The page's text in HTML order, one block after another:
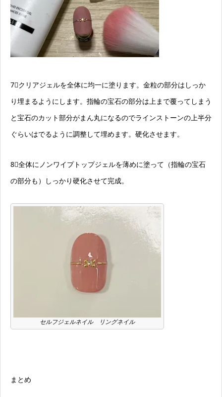
7⃣クリアジェルを全体に均一に塗ります。金粒の部分はしっか
り埋まるようにします。指輪の宝石の部分は上まで覆ってしまう
と宝石のカット部分がまん丸になるのでラインストーンの上半分
ぐらいはでるように調整して埋めます。硬化させます。
8⃣全体にノンワイプトップジェルを薄めに塗って（指輪の宝石
の部分も）しっかり硬化させて完成。
セルフジェルネイル リングネイル
まとめ